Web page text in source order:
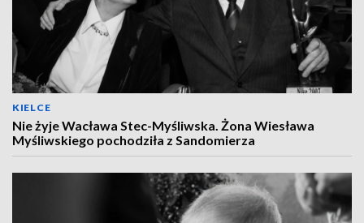
KIELCE
Nie żyje Wacława Stec-Myśliwska. Żona Wiesława
Myśliwskiego pochodziła z Sandomierza